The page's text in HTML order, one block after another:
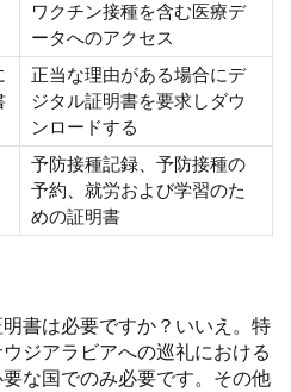
ワクチン接種を含む医療デ
ータへのアクセス
正当な理由がある場合にデ
ジタル証明書を要求しダウ
ンロードする
予防接種記録、予防接種の
予約、就労および学習のた
めの証明書
書は必要ですか？いいえ。特
ジアラビアへの巡礼における
な国でのみ必要です。その他